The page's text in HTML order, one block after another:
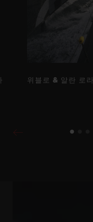
위블로 & 알란 로